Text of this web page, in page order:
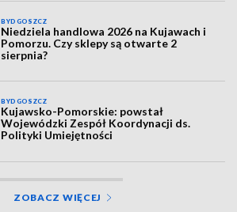
BYDGOSZCZ
Niedziela handlowa 2026 na Kujawach i
Pomorzu. Czy sklepy są otwarte 2
sierpnia?
BYDGOSZCZ
Kujawsko-Pomorskie: powstał
Wojewódzki Zespół Koordynacji ds.
Polityki Umiejętności
ZOBACZ WIĘCEJ